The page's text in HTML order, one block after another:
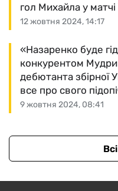
12 жовтня 2024, 14:17
гол Михайла у матчі
9 жовтня 2024, 08:41
«Назаренко буде
конкурентом
дебютанта збірної
все про свого